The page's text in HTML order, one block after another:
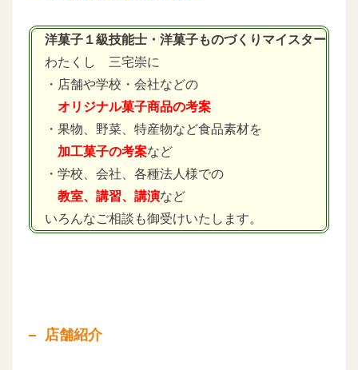
洋菓子１級技能士・洋菓子ものづくりマイスター
わたくし 三宅崇に
・店舗や学校・会社などの
オリジナル菓子商品の考案
・果物、野菜、特産物など食品素材を
加工菓子の考案など
・学校、会社、各種法人様での
教室、講習、講演など
いろんなご相談も御受けいたします。
店舗紹介